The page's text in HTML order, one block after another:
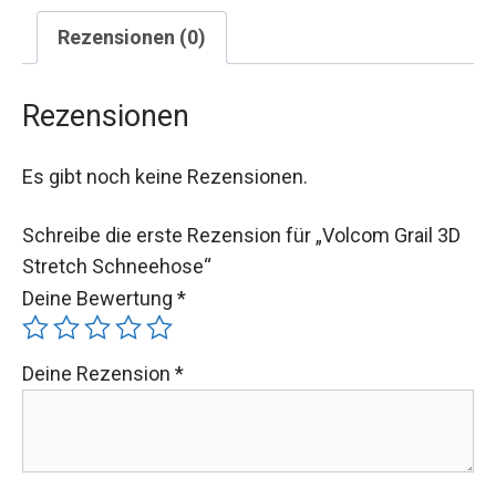
Rezensionen (0)
Rezensionen
Es gibt noch keine Rezensionen.
Schreibe die erste Rezension für „Volcom Grail 3D
Stretch Schneehose“
Deine Bewertung *
Deine Rezension *